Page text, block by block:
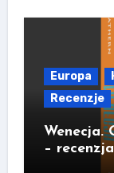
Europa
Recenzje
Wenecja.
–